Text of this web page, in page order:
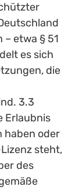
– etwa § 51
es sich
die
3.3
Erlaubnis
haben oder
steht,
des